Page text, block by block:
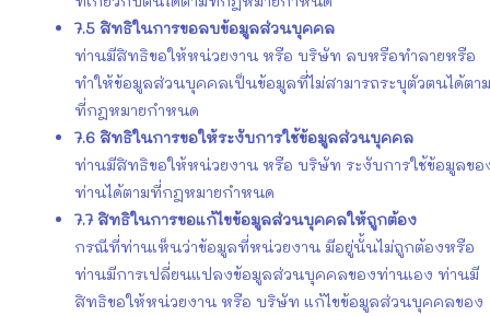
7.5 สิทธิในการขอลบข้อมูลส่วนบุคคล
ท่านมีสิทธิขอให้หน่วยงาน หรือ บริษัท ลบหรือทำลายหรือ
ทำให้ข้อมูลส่วนบุคคลเป็นข้อมูลที่ไม่สามารถระบุตัวตนได้ตาม
ที่กฎหมายกำหนด
7.6 สิทธิในการขอให้ระงับการใช้ข้อมูลส่วนบุคคล
ท่านมีสิทธิขอให้หน่วยงาน หรือ บริษัท ระงับการใช้ข้อมูลขอ
ท่านได้ตามที่กฎหมายกำหนด
7.7 สิทธิในการขอแก้ไขข้อมูลส่วนบุคคลให้ถูกต้อง
กรณีที่ท่านเห็นว่าข้อมูลที่หน่วยงาน มีอยู่นั้นไม่ถูกต้องหรือ
ท่านมีการเปลี่ยนแปลงข้อมูลส่วนบุคคลของท่านเอง ท่านมี
สิทธิขอให้หน่วยงาน หรือ บริษัท แก้ไขข้อมูลส่วนบุคคลของ